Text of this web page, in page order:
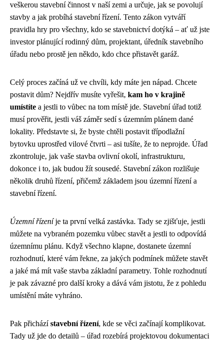
veškerou stavební činnost v naší zemi a určuje, jak se povolují
stavby a jak probíhá stavební řízení. Tento zákon vytváří
pravidla hry pro všechny, kdo se stavebnictví dotýká – ať už jste
investor plánující rodinný dům, projektant, úředník stavebního
úřadu nebo prostě jen někdo, kdo chce přistavět garáž.
Celý proces začíná už ve chvíli, kdy máte jen nápad. Chcete
postavit dům? Nejdřív musíte vyřešit, kam ho v krajině
umístíte a jestli to vůbec na tom místě jde. Stavební úřad totiž
musí prověřit, jestli váš záměr sedí s územním plánem dané
lokality. Představte si, že byste chtěli postavit třípodlažní
bytovku uprostřed vilové čtvrti – asi tušíte, že to neprojde. Úřad
zkontroluje, jak vaše stavba ovlivní okolí, infrastrukturu,
dokonce i to, jak budou žít sousedé. Stavební zákon rozlišuje
několik druhů řízení, přičemž základem jsou územní řízení a
stavební řízení.
Územní řízeníje ta první velká zastávka. Tady se zjišťuje, jestli
můžete na vybraném pozemku vůbec stavět a jestli to odpovídá
územnímu plánu. Když všechno klapne, dostanete územní
rozhodnutí, které vám řekne, za jakých podmínek můžete stavět
a jaké má mít vaše stavba základní parametry. Tohle rozhodnutí
je pak závazné pro další kroky a dává vám jistotu, že z pohledu
umístění máte vyhráno.
Pak přicházístavební řízení, kde se věci začínají komplikovat.
Tady už jde do detailů – úřad rozebírá projektovou dokumentaci